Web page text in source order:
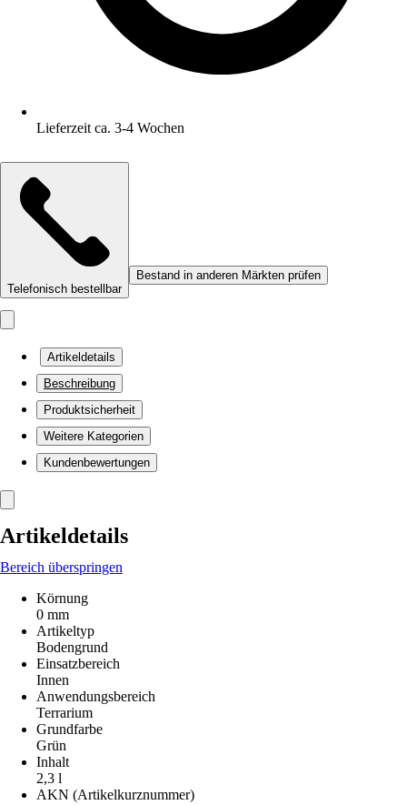
Lieferzeit ca. 3-4 Wochen
Telefonisch bestellbar
Bestand in anderen Märkten prüfen
Artikeldetails
Beschreibung
Produktsicherheit
Weitere Kategorien
Kundenbewertungen
Artikeldetails
Bereich überspringen
Körnung
0 mm
Artikeltyp
Bodengrund
Einsatzbereich
Innen
Anwendungsbereich
Terrarium
Grundfarbe
Grün
Inhalt
2,3 l
AKN (Artikelkurznummer)